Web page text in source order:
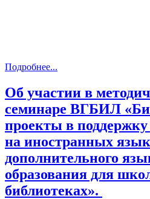
Подробнее...
Об участии в
семинаре ВГБИЛ
проекты в поддержку
на иностранных
дополнительного
образования для
библиотеках».